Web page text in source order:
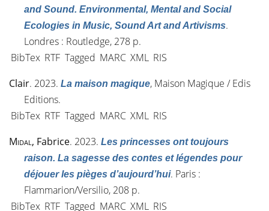
and Sound. Environmental, Mental and Social
Ecologies in Music, Sound Art and Artivisms.
Londres : Routledge, 278 p.
BibTex RTF Tagged MARC XML RIS
Clair. 2023. La maison magique, Maison Magique / Edis
Editions.
BibTex RTF Tagged MARC XML RIS
Midal, Fabrice. 2023. Les princesses ont toujours
raison. La sagesse des contes et légendes pour
déjouer les pièges d’aujourd’hui. Paris :
Flammarion/Versilio, 208 p.
BibTex RTF Tagged MARC XML RIS